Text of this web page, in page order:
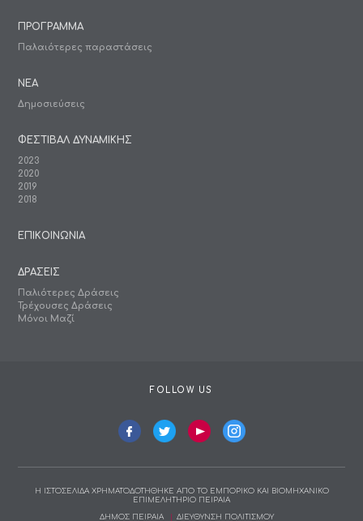
ΠΡΟΓΡΑΜΜΑ
Παλαιότερες παραστάσεις
ΝΕΑ
Δημοσιεύσεις
ΦΕΣΤΙΒΑΛ ΔΥΝΑΜΙΚΗΣ
2023
2020
2019
2018
ΕΠΙΚΟΙΝΩΝΙΑ
ΔΡΑΣΕΙΣ
Παλιότερες Δράσεις
Τρέχουσες Δράσεις
Μόνοι Μαζί
FOLLOW US
Η ΙΣΤΟΣΕΛΙΔΑ ΧΡΗΜΑΤΟΔΟΤΗΘΗΚΕ ΑΠΟ ΤΟ ΕΜΠΟΡΙΚΟ ΚΑΙ ΒΙΟΜΗΧΑΝΙΚΟ
ΕΠΙΜΕΛΗΤΗΡΙΟ ΠΕΙΡΑΙΑ
ΔΗΜΟΣ ΠΕΙΡΑΙΑ ΔΙΕΥΘΥΝΣΗ ΠΟΛΙΤΙΣΜΟΥ